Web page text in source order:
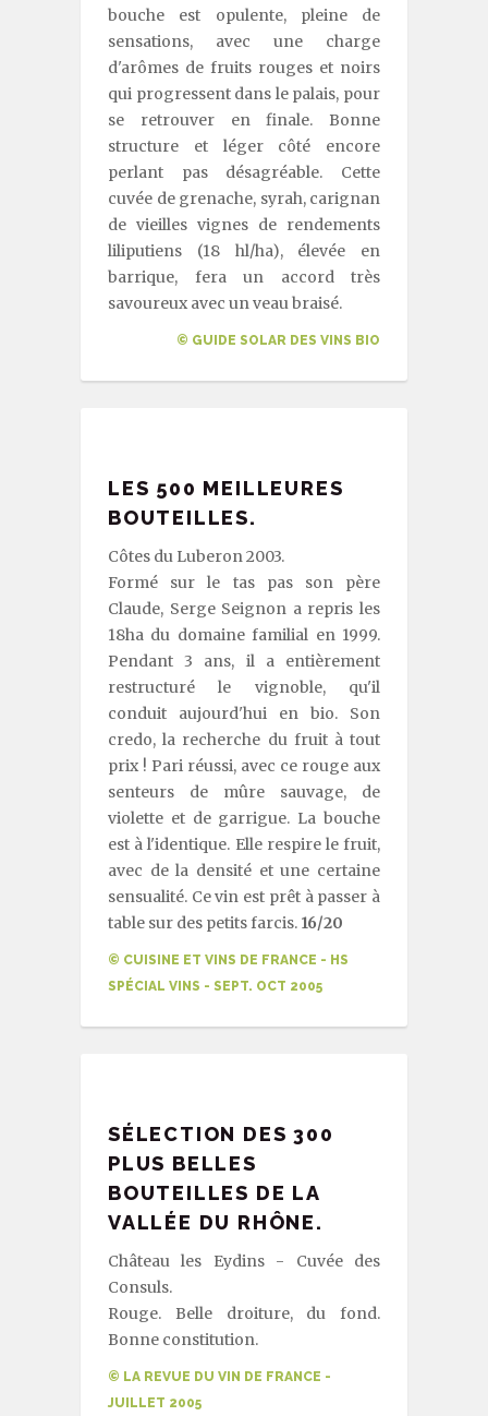
bouche est opulente, pleine de
sensations, avec une charge
d'arômes de fruits rouges et noirs
qui progressent dans le palais, pour
se retrouver en finale. Bonne
structure et léger côté encore
perlant pas désagréable. Cette
cuvée de grenache, syrah, carignan
de vieilles vignes de rendements
liliputiens (18 hl/ha), élevée en
barrique, fera un accord très
savoureux avec un veau braisé.
© GUIDE SOLAR DES VINS BIO
LES 500 MEILLEURES
BOUTEILLES.
Côtes du Luberon 2003.
Formé sur le tas pas son père
Claude, Serge Seignon a repris les
18ha du domaine familial en 1999.
Pendant 3 ans, il a entièrement
restructuré le vignoble, qu'il
conduit aujourd'hui en bio. Son
credo, la recherche du fruit à tout
prix ! Pari réussi, avec ce rouge aux
senteurs de mûre sauvage, de
violette et de garrigue. La bouche
est à l'identique. Elle respire le fruit,
avec de la densité et une certaine
sensualité. Ce vin est prêt à passer à
table sur des petits farcis. 16/20
© CUISINE ET VINS DE FRANCE - HS
SPÉCIAL VINS - SEPT. OCT 2005
SÉLECTION DES 300
PLUS BELLES
BOUTEILLES DE LA
VALLÉE DU RHÔNE.
Château les Eydins - Cuvée des
Consuls.
Rouge. Belle droiture, du fond.
Bonne constitution.
© LA REVUE DU VIN DE FRANCE -
JUILLET 2005